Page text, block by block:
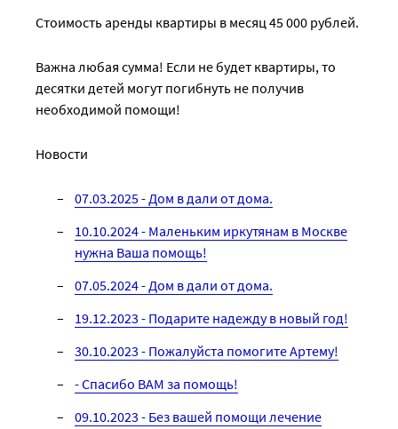
Стоимость аренды квартиры в месяц 45 000 рублей.
Важна любая сумма! Если не будет квартиры, то
десятки детей могут погибнуть не получив
необходимой помощи!
Новости
07.03.2025 - Дом в дали от дома.
10.10.2024 - Маленьким иркутянам в Москве
нужна Ваша помощь!
07.05.2024 - Дом в дали от дома.
19.12.2023 - Подарите надежду в новый год!
30.10.2023 - Пожалуйста помогите Артему!
- Спасибо ВАМ за помощь!
09.10.2023 - Без вашей помощи лечение